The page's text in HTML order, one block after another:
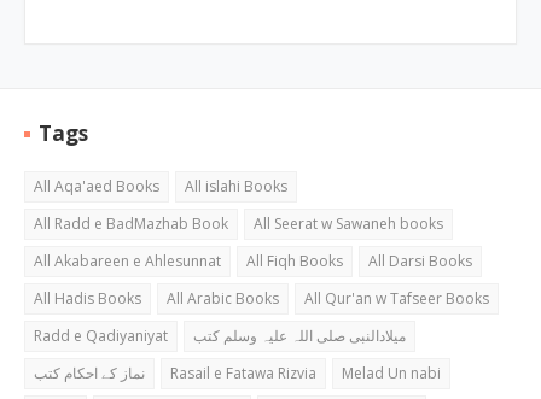
Tags
All Aqa'aed Books
All islahi Books
All Radd e BadMazhab Book
All Seerat w Sawaneh books
All Akabareen e Ahlesunnat
All Fiqh Books
All Darsi Books
All Hadis Books
All Arabic Books
All Qur'an w Tafseer Books
Radd e Qadiyaniyat
میلادالنبی صلی اللہ علیہ وسلم کتب
نماز کے احکام کتب
Rasail e Fatawa Rizvia
Melad Un nabi